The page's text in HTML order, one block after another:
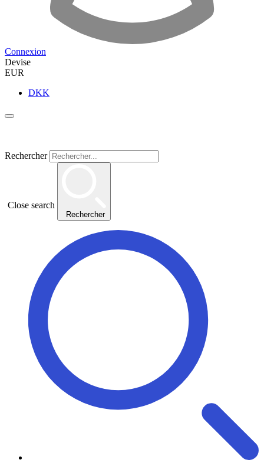
Connexion
Devise
EUR
DKK
Rechercher
Close search
Rechercher